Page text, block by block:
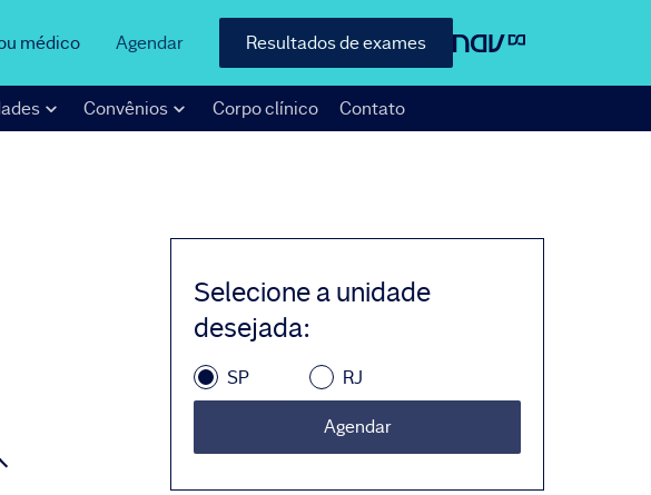
médico Agendar Resultados de exames
Convênios Corpo clínico Contato
Selecione a unidade
desejada:
SP RJ
Agendar